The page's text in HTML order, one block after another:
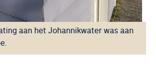
aan het Johannikwater was aan